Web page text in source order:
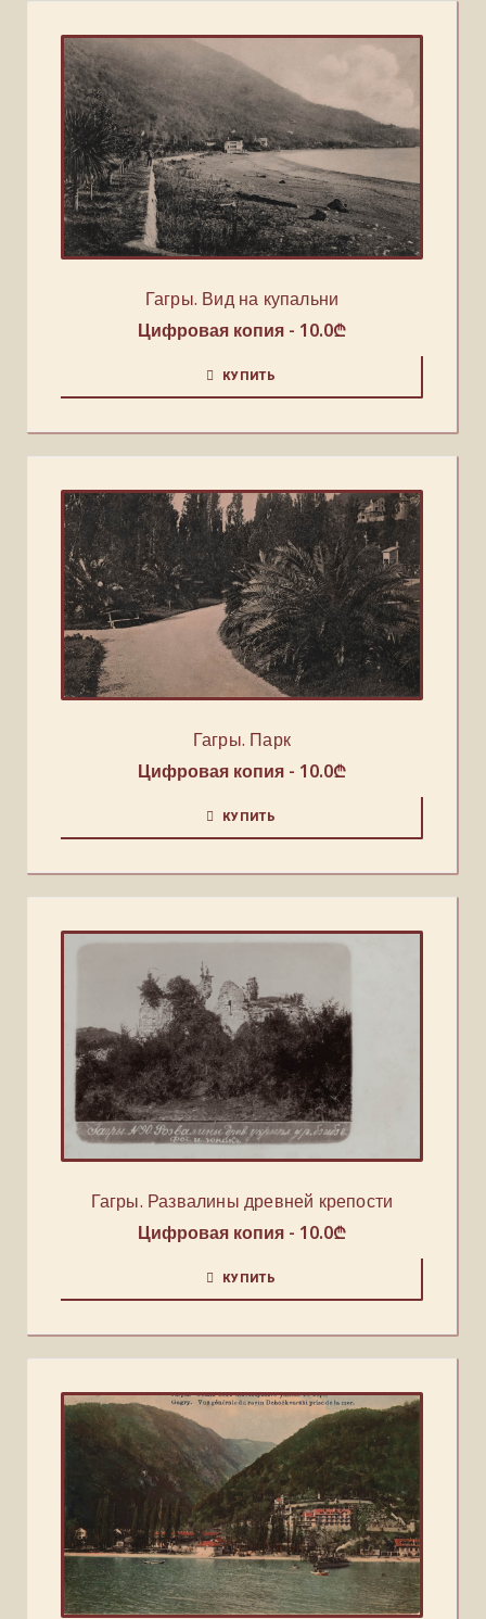
Гагры. Вид на купальни
Цифровая копия - 10.0₾
КУПИТЬ
Гагры. Парк
Цифровая копия - 10.0₾
КУПИТЬ
Гагры. Развалины древней крепости
Цифровая копия - 10.0₾
КУПИТЬ